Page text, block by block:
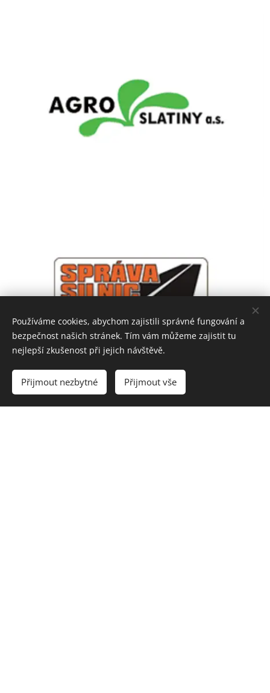
Používáme cookies, abychom zajistili správné fungování a
bezpečnost našich stránek. Tím vám můžeme zajistit tu
nejlepší zkušenost při jejich návštěvě.
Přijmout nezbytné Přijmout vše